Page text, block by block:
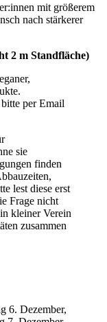
mit größerem
nach stärkerer
2 m Standfläche)
per Email
sie
finden
lest diese erst
Frage nicht
kleiner Verein
zusammen
6. Dezember,